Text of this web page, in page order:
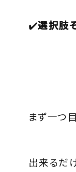
✔️選択肢
まず一つ
出来るだ